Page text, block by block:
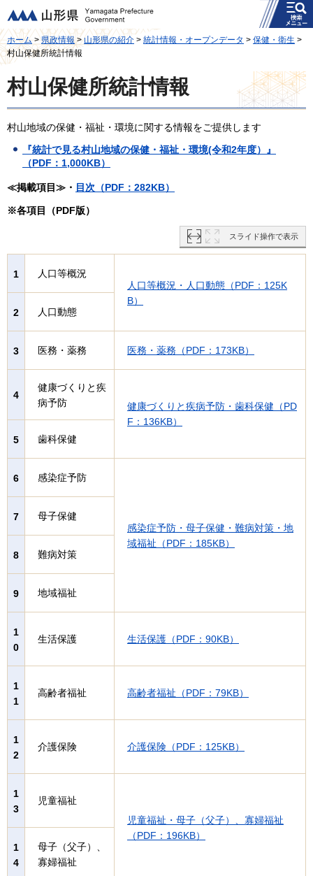
山形県
メニュー
ホーム>県政情報>山形県の紹介 > 統計情報・オープンデータ > 保健・衛生 >
村山保健所統計情報
村山保健所統計情報
村山地域の保健・福祉・環境に関する情報をご提供します
『統計で見る村山地域の保健・福祉・環境(令和2年度）』
（PDF：1,000KB）
≪掲載項目≫・ 目次（PDF：282KB）
※各項目（PDF版）
スライド操作で表示
1
人口等概況
人口等概況・人口動態（PDF：125K
B）
2
人口動態
3 医務・薬務 医務・薬務（PDF：173KB）
4
健康づくりと疾
病予防
健康づくりと疾病予防・歯科保健（PD
F：136KB）
5
歯科保健
6 感染症予防
感染症予防・母子保健・難病対策・地
域福祉（PDF：185KB）
7 母子保健
8 難病対策
9 地域福祉
1
0
生活保護 生活保護（PDF：90KB）
1
1
高齢者福祉 高齢者福祉（PDF：79KB）
1
2
介護保険 介護保険（PDF：125KB）
1
3
児童福祉
児童福祉・母子（父子）、寡婦福祉
（PDF：196KB）
1
4
母子（父子）、
寡婦福祉